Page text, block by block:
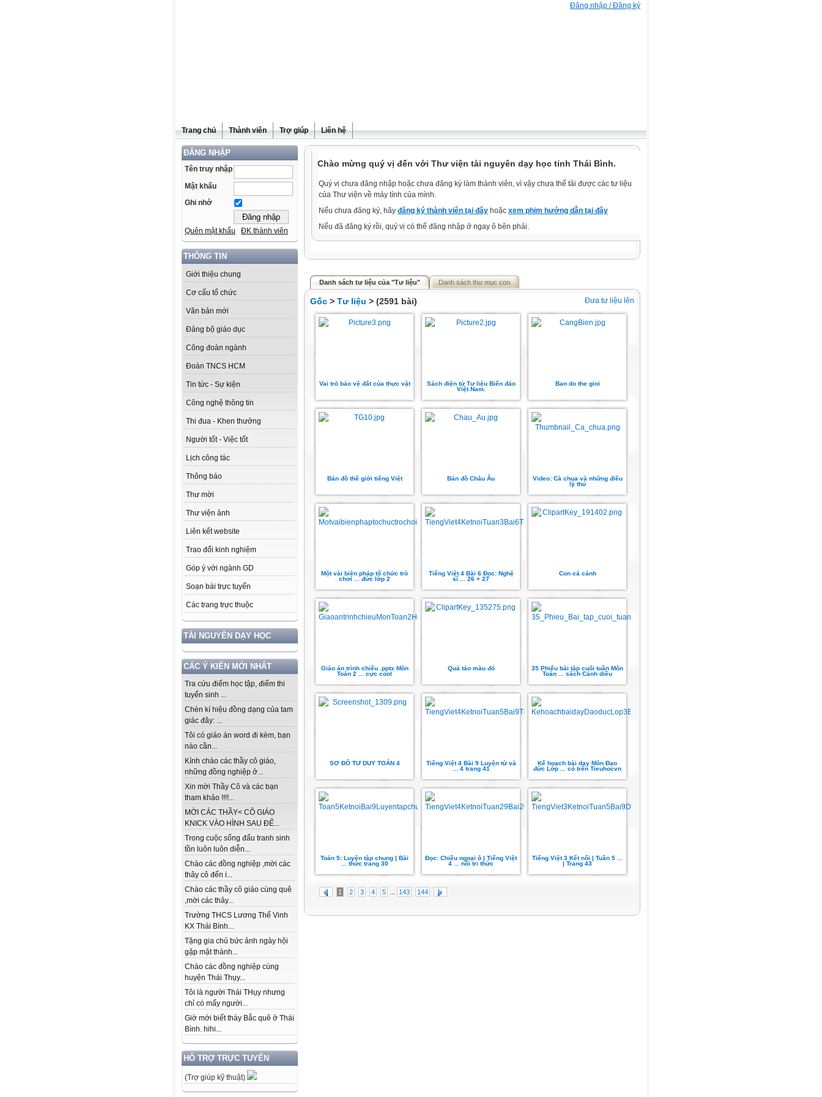
Đăng nhập / Đăng ký
Trang chủ Thành viên Trợ giúp Liên hệ
ĐĂNG NHẬP
Tên truy nhập
Mật khẩu
Ghi nhớ
Quên mật khẩu ĐK thành viên
THÔNG TIN
Giới thiệu chung
Cơ cấu tổ chức
Văn bản mới
Đảng bộ giáo dục
Công đoàn ngành
Đoàn TNCS HCM
Tin tức - Sự kiện
Công nghệ thông tin
Thi đua - Khen thưởng
Người tốt - Việc tốt
Lịch công tác
Thông báo
Thư mời
Thư viện ảnh
Liên kết website
Trao đổi kinh nghiệm
Góp ý với ngành GD
Soạn bài trực tuyến
Các trang trực thuộc
TÀI NGUYÊN DẠY HỌC
CÁC Ý KIẾN MỚI NHẤT
Tra cứu điểm học tập, điểm thi
tuyển sinh ...
Chèn kí hiệu đồng dạng của tam
giác đây: ...
Tôi có giáo án word đi kèm, bạn
nào cần...
Kính chào các thầy cô giáo,
những đồng nghiệp ở...
Xin mời Thầy Cô và các bạn
tham khảo !!!!...
MỜI CÁC THẦY< CÔ GIÁO
KNICK VÀO HÌNH SAU ĐỂ...
Trong cuộc sống đấu tranh sinh
tồn luôn luôn diễn...
Chào các đồng nghiệp ,mời các
thây cô đến i...
Chào các thầy cô giáo cùng quê
,mời các thây...
Trường THCS Lương Thế Vinh
KX Thái Bình...
Tặng gia chủ bức ảnh ngày hội
gặp mặt thành...
Chào các đồng nghiệp cùng
huyện Thái Thụy...
Tôi là người Thái THụy nhưng
chỉ có mấy người...
Giờ mới biết thày Bắc quê ở Thái
Bình. hihi...
HỖ TRỢ TRỰC TUYẾN
(Trợ giúp kỹ thuật)
Chào mừng quý vị đến với Thư viện tài nguyên dạy học tỉnh Thái Bình.
Quý vị chưa đăng nhập hoặc chưa đăng ký làm thành viên, vì vậy chưa thể tải được các tư liệu
của Thư viện về máy tính của mình.
Nếu chưa đăng ký, hãy đăng ký thành viên tại đây hoặc xem phim hướng dẫn tại đây
Nếu đã đăng ký rồi, quý vị có thể đăng nhập ở ngay ô bên phải.
Danh sách tư liệu của "Tư liệu" Danh sách thư mục con
Đưa tư liệu lên
Gốc > Tư liệu > (2591 bài)
Vai trò bảo vệ đất của thực vật
Sách điện tử Tư liệu Biển đảo
Việt Nam.
Ban do the gioi
Bản đồ thế giới tiếng Việt Bản đồ Châu Âu
Video: Cà chua và những điều
lý thú
Một vài biện pháp tổ chức trò
chơi ... đức lớp 2
Tiếng Việt 4 Bài 6 Đọc: Nghệ
sĩ ... 26 + 27
Con cá cảnh
Giáo án trình chiếu .pptx Môn
Toán 2 ... cực cool
Quả táo màu đỏ
35 Phiếu bài tập cuối tuần Môn
Toán ... sách Cánh diều
SƠ ĐỒ TƯ DUY TOÁN 4
Tiếng Việt 4 Bài 9 Luyện từ và
... 4 trang 41
Kế hoạch bài dạy Môn Đạo
đức Lớp ... có trên Tieuhocvn
Toán 5: Luyện tập chung | Bài
... thức trang 30
Đọc: Chiều ngoại ô | Tiếng Việt
4 ... nối tri thức
Tiếng Việt 3 Kết nối | Tuần 5 ...
| Trang 43
1 2 3 4 5 ... 143 144